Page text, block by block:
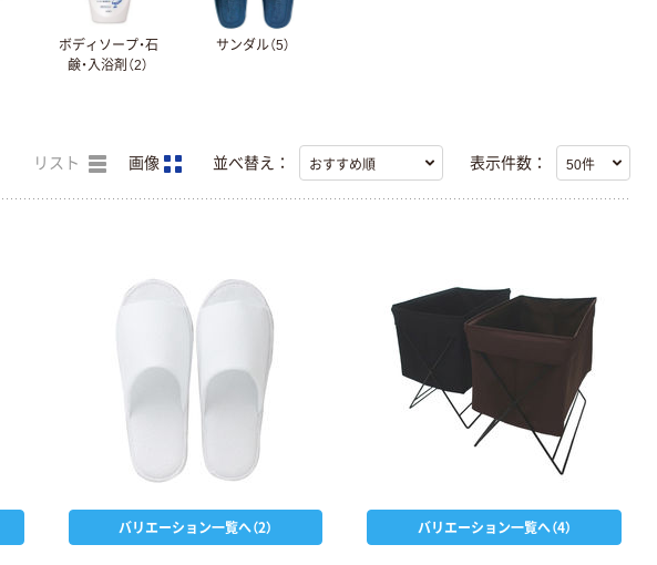
ボディソープ・石
鹸・入浴剤（2）
サンダル（5）
リスト 画像 並べ替え： 表示件数：
バリエーション一覧へ（2） バリエーション一覧へ（4）